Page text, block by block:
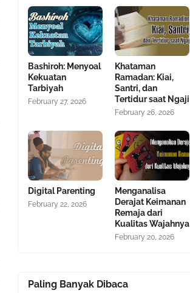
Bashiroh: Menyoal
Kekuatan
Tarbiyah
February 27, 2026
Khataman
Ramadan: Kiai,
Santri, dan
Tertidur saat Ngaji
February 26, 2026
Digital Parenting
February 22, 2026
Menganalisa
Derajat Keimanan
Remaja dari
Kualitas Wajahnya
February 20, 2026
Paling Banyak Dibaca